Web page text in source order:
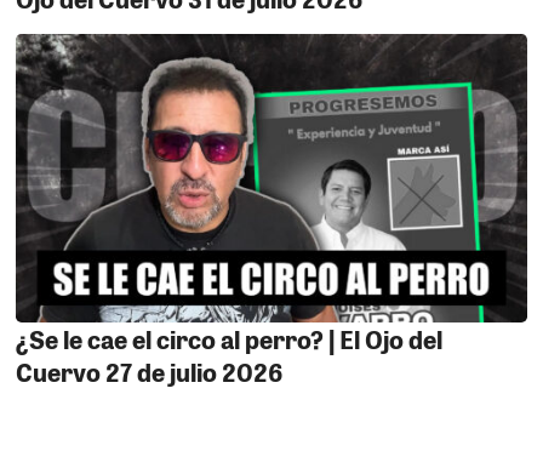
¿Se le cae el circo al perro? | El Ojo del
Cuervo 27 de julio 2026